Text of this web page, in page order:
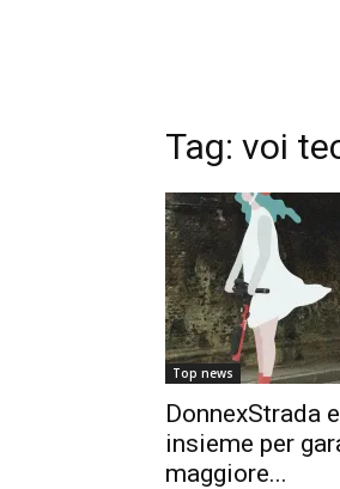
Tag: voi
Top news
DonnexStrada
insieme per
maggiore...